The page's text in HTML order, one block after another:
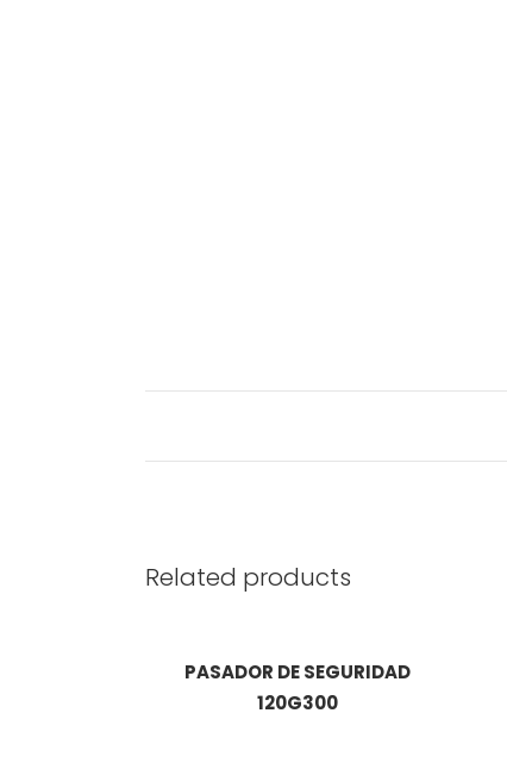
Related products
PASADOR DE SEGURIDAD
120G300